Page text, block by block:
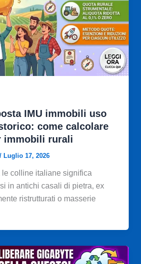
IMU immobili uso
come calcolare
immobili rurali
/ Luglio 17, 2026
le colline italiane significa
in antichi casali di pietra, ex
ristrutturati o masserie